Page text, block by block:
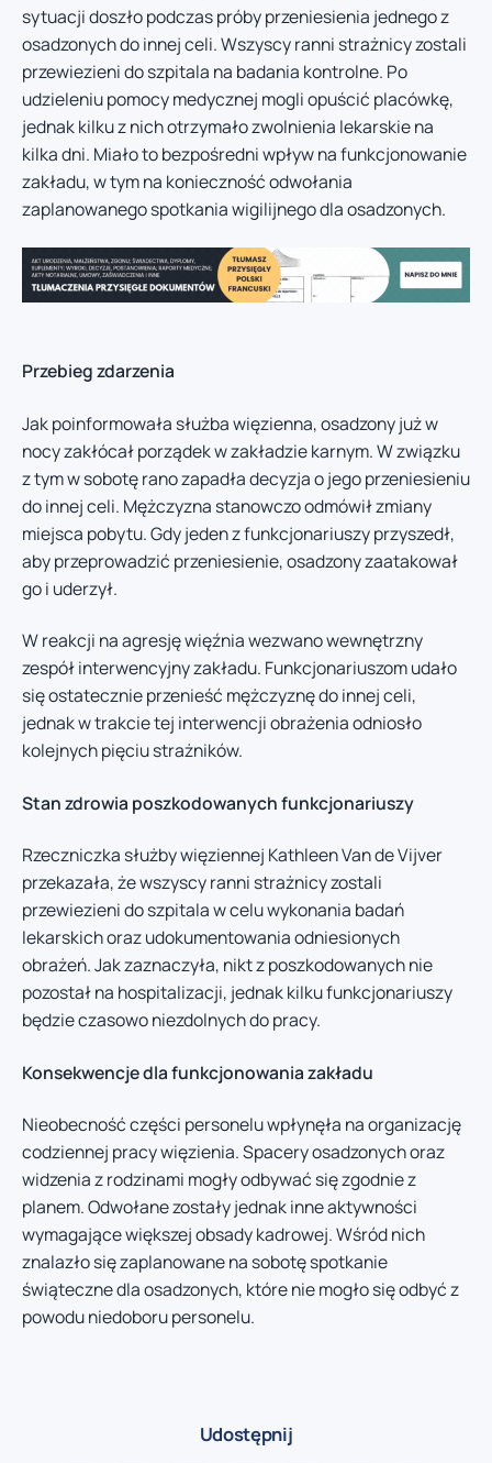
sytuacji doszło podczas próby przeniesienia jednego z
osadzonych do innej celi. Wszyscy ranni strażnicy zostali
przewiezieni do szpitala na badania kontrolne. Po
udzieleniu pomocy medycznej mogli opuścić placówkę,
jednak kilku z nich otrzymało zwolnienia lekarskie na
kilka dni. Miało to bezpośredni wpływ na funkcjonowanie
zakładu, w tym na konieczność odwołania
zaplanowanego spotkania wigilijnego dla osadzonych.
Przebieg zdarzenia
Jak poinformowała służba więzienna, osadzony już w
nocy zakłócał porządek w zakładzie karnym. W związku
z tym w sobotę rano zapadła decyzja o jego przeniesieniu
do innej celi. Mężczyzna stanowczo odmówił zmiany
miejsca pobytu. Gdy jeden z funkcjonariuszy przyszedł,
aby przeprowadzić przeniesienie, osadzony zaatakował
go i uderzył.
W reakcji na agresję więźnia wezwano wewnętrzny
zespół interwencyjny zakładu. Funkcjonariuszom udało
się ostatecznie przenieść mężczyznę do innej celi,
jednak w trakcie tej interwencji obrażenia odniosło
kolejnych pięciu strażników.
Stan zdrowia poszkodowanych funkcjonariuszy
Rzeczniczka służby więziennej Kathleen Van de Vijver
przekazała, że wszyscy ranni strażnicy zostali
przewiezieni do szpitala w celu wykonania badań
lekarskich oraz udokumentowania odniesionych
obrażeń. Jak zaznaczyła, nikt z poszkodowanych nie
pozostał na hospitalizacji, jednak kilku funkcjonariuszy
będzie czasowo niezdolnych do pracy.
Konsekwencje dla funkcjonowania zakładu
Nieobecność części personelu wpłynęła na organizację
codziennej pracy więzienia. Spacery osadzonych oraz
widzenia z rodzinami mogły odbywać się zgodnie z
planem. Odwołane zostały jednak inne aktywności
wymagające większej obsady kadrowej. Wśród nich
znalazło się zaplanowane na sobotę spotkanie
świąteczne dla osadzonych, które nie mogło się odbyć z
powodu niedoboru personelu.
Udostępnij